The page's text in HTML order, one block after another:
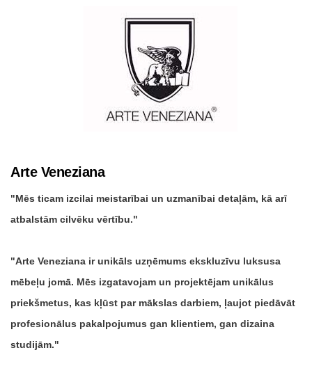
Arte Veneziana
Mēs ticam izcilai meistarībai un uzmanībai detaļām, kā arī
atbalstām cilvēku vērtību.
Arte Veneziana ir unikāls uzņēmums ekskluzīvu luksusa
mēbeļu jomā. Mēs izgatavojam un projektējam unikālus
priekšmetus, kas kļūst par mākslas darbiem, ļaujot piedāvāt
profesionālus pakalpojumus gan klientiem, gan dizaina
studijām.